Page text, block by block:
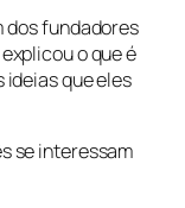
dos fundadores
o que é
ideias que eles
se interessam